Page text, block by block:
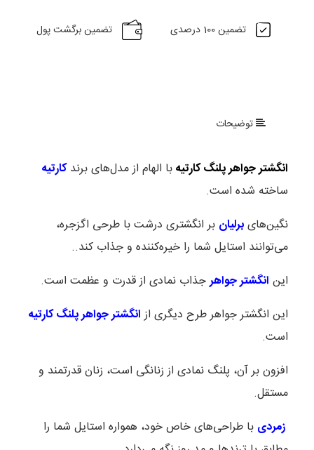
تضمین 100 درصدی تضمین برگشت پول
توضیحات
انگشتر جواهر پلنگ کارتیه با الهام از مدل‌های برندکارتیه
ساخته شده است.
نگین‌هایبرلیان بر انگشتری درشت با طرحی اگزجره،
می‌توانند استایل شما را خیره‌کننده و جذاب کند..
این انگشتر جواهرجذاب نمادی از قدرت و عظمت است.
این انگشتر جواهر طرح دیگری ازانگشتر جواهر پلنگ کارتیه
است.
افزون بر آن، پلنگ نمادی از زنانگی است، زنان قدرتمند و
مستقل.
زمردی با طراحی‌های خاص خود، همواره استایل شما را